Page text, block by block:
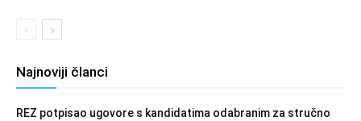
Najnoviji članci
REZ potpisao ugovore s kandidatima odabranim za stručno